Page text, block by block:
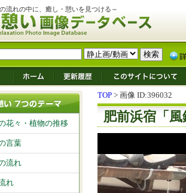
流れの中に、癒し・憩いを見つける～
TOP > 画像 ID:396032
肥前浜宿「
花々・植物の推移
言葉
流れ
れ